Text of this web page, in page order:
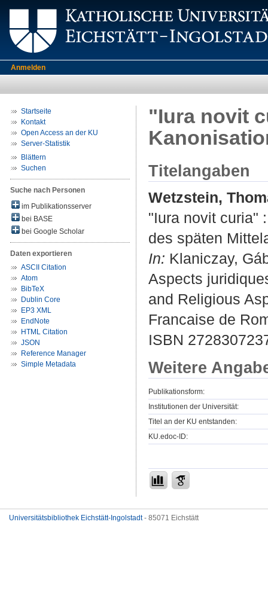
Anmelden
Startseite
Kontakt
Open Access an der KU
Server-Statistik
Blättern
Suchen
Suche nach Personen
im Publikationsserver
bei BASE
bei Google Scholar
Daten exportieren
ASCII Citation
Atom
BibTeX
Dublin Core
EP3 XML
EndNote
HTML Citation
JSON
Reference Manager
Simple Metadata
"Iura novit
Titelangaben
Wetzstein,
"Iura novit curia"
des späten
In: Klaniczay,
Aspects
and Religious
Francaise de
ISBN
Weitere
Publikationsform:
Institutionen der Universität:
Titel an der KU entstanden:
KU.edoc-ID:
Universitätsbibliothek Eichstätt-Ingolstadt- 85071 Eichstätt